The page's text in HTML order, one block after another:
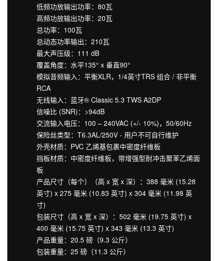
低频功放输出功率：80瓦
高频功放输出功率：20瓦
总功率：100瓦
总动态功率输出：210瓦
最大声压级：111 dB
覆盖角度：水平135° x 垂直90°
模拟音频输入：平衡XLR，1/4英寸TRS 组合 / 非平衡
RCA
无线输入：蓝牙® Classic 5.3 TWS A2DP
信噪比 (SNR)：>94dB
交流输入电压：100 – 240VAC (+/- 10%)，50/60Hz
保险丝类型：T6.3AL/250V - 用户不可自行维护
外壳材质：PVC 乙烯基包裹中密度纤维板
挡板材质：中密度纤维板，带增强型耐冲击聚苯乙烯面
板
产品尺寸（每个）（高 x 宽 x 深）：388 毫米 (15.28
英寸) x 275 毫米 (10.83 英寸) x 304 毫米 (11.98 英
寸)
包装尺寸（高 x 宽 x 深）：502 毫米 (19.75 英寸) x
400 毫米 (15.75 英寸) x 343 毫米 (13.3 英寸)
产品重量：20.5 磅（9.3 公斤）
包装重量：25 磅（11.3 公斤）